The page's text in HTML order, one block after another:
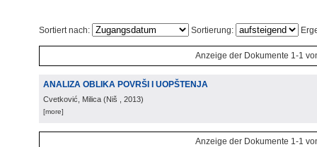
Sortiert nach: Sortierung:
Anzeige der Dokumente 1-1
ANALIZA OBLIKA POVRŠI I UOPŠTENJA
Cvetković, Milica (Niš , 2013)
[more]
Anzeige der Dokumente 1-1